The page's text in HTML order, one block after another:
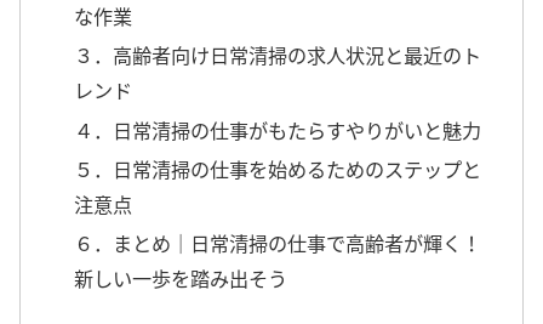
な作業
３．高齢者向け日常清掃の求人状況と最近のト
レンド
４．日常清掃の仕事がもたらすやりがいと魅力
５．日常清掃の仕事を始めるためのステップと
注意点
６．まとめ｜日常清掃の仕事で高齢者が輝く！
新しい一歩を踏み出そう